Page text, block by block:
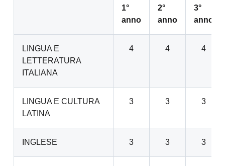
1°
anno
2°
anno
3°
anno
LINGUA E
LETTERATURA
ITALIANA
4 4 4
LINGUA E CULTURA
LATINA
3 3 3
INGLESE 3 3 3